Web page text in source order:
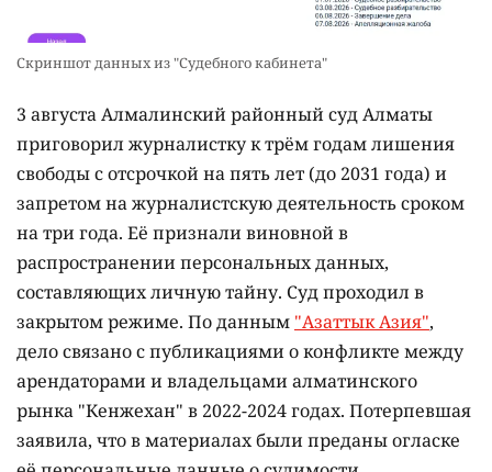
Скриншот данных из "Судебного кабинета"
3 августа Алмалинский районный суд Алматы
приговорил журналистку к трём годам лишения
свободы с отсрочкой на пять лет (до 2031 года) и
запретом на журналистскую деятельность сроком
на три года. Её признали виновной в
распространении персональных данных,
составляющих личную тайну. Суд проходил в
закрытом режиме. По данным "Азаттык Азия",
дело связано с публикациями о конфликте между
арендаторами и владельцами алматинского
рынка "Кенжехан" в 2022-2024 годах. Потерпевшая
заявила, что в материалах были преданы огласке